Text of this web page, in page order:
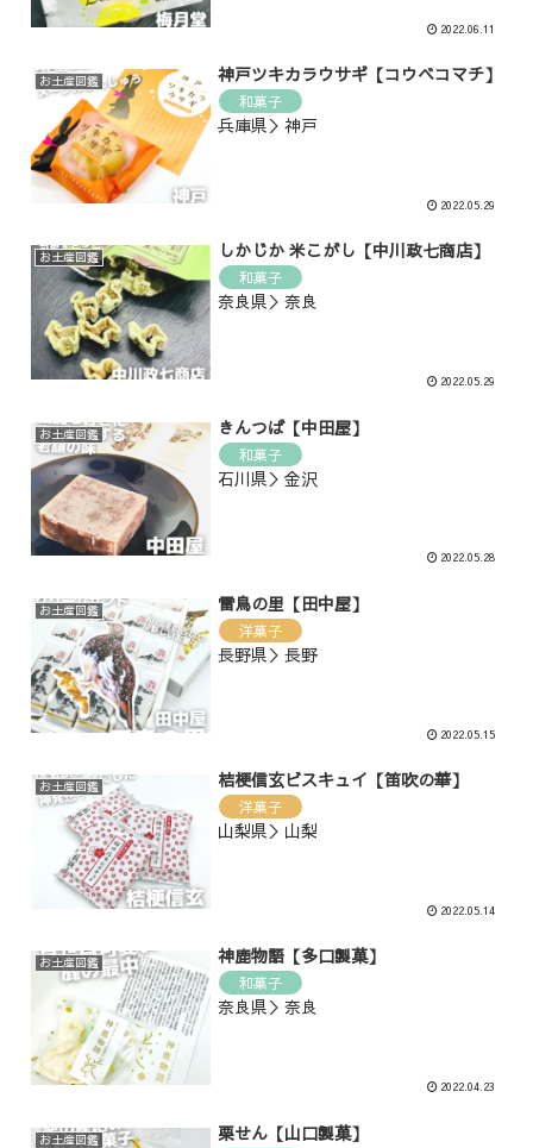
2022.06.11
お土産図鑑 神戸ツキカラウサギ【コウベコマチ】
和菓子
兵庫県＞神戸
2022.05.29
お土産図鑑 しかじか 米こがし【中川政七商店】
和菓子
奈良県＞奈良
2022.05.29
お土産図鑑 きんつば【中田屋】
和菓子
石川県＞金沢
2022.05.28
お土産図鑑 雷鳥の里【田中屋】
洋菓子
長野県＞長野
2022.05.15
お土産図鑑 桔梗信玄ビスキュイ【笛吹の華】
洋菓子
山梨県＞山梨
2022.05.14
お土産図鑑 神鹿物語【多口製菓】
和菓子
奈良県＞奈良
2022.04.23
お土産図鑑 栗せん【山口製菓】